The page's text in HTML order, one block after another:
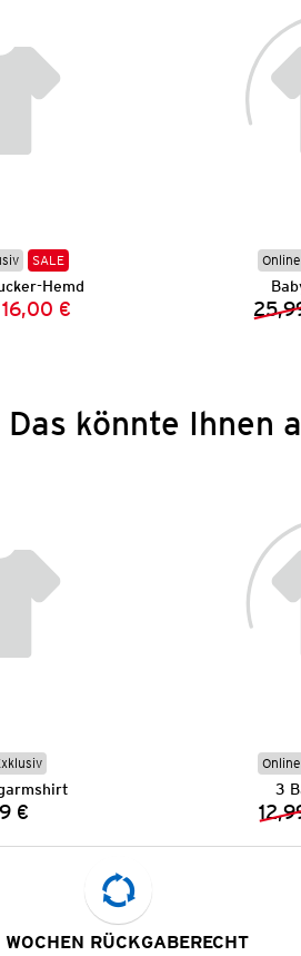
SALE
Hemd
Preis:
Preis:
16,00 €
Das könnte Ihnen
€
3
RÜCKGABERECHT